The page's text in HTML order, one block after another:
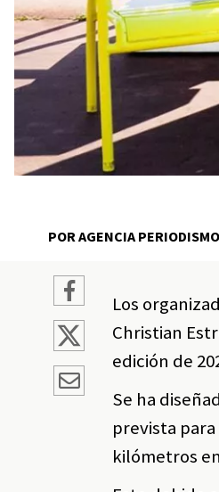
POR AGENCIA
Los
Christian
edición de
Se ha
prevista
kilómetros